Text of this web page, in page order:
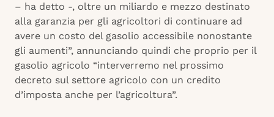
– ha detto -, oltre un miliardo e mezzo destinato
alla garanzia per gli agricoltori di continuare ad
avere un costo del gasolio accessibile nonostante
gli aumenti”, annunciando quindi che proprio per il
gasolio agricolo “interverremo nel prossimo
decreto sul settore agricolo con un credito
d’imposta anche per l’agricoltura”.